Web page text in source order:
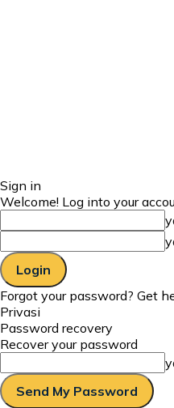
Sign in
Welcome! Log into your
Forgot your password? Get
Privasi
Password recovery
Recover your password